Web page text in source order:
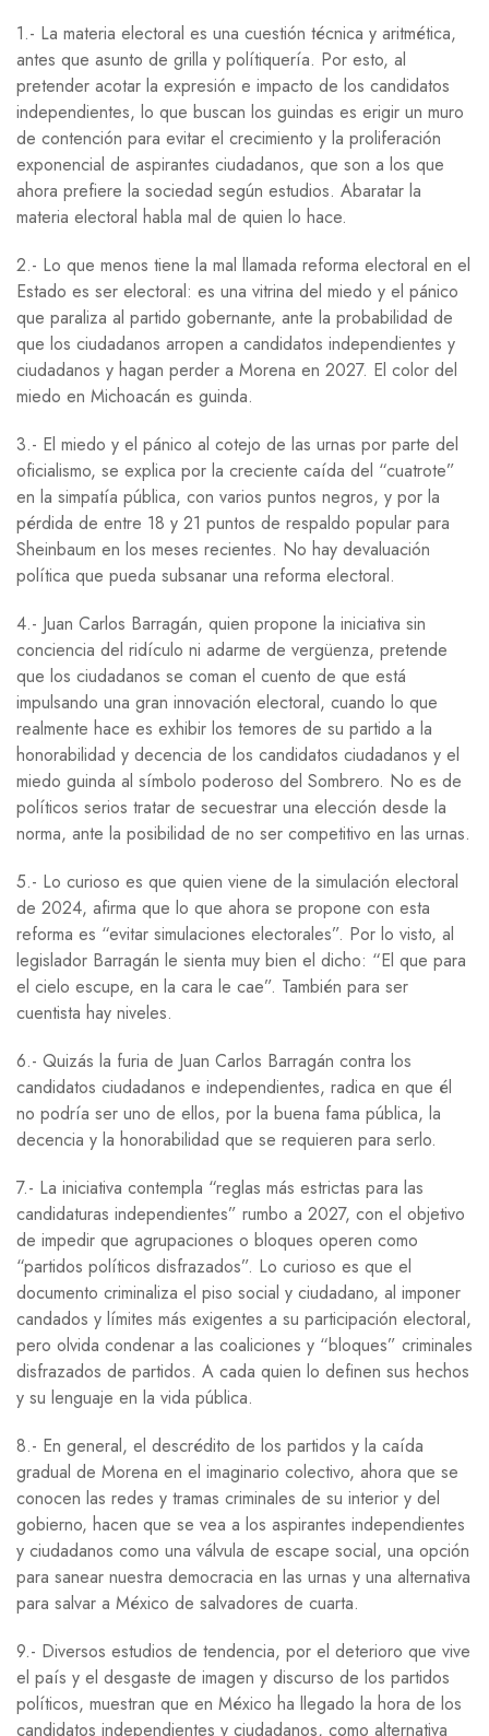
1.- La materia electoral es una cuestión técnica y aritmética,
antes que asunto de grilla y polítiquería. Por esto, al
pretender acotar la expresión e impacto de los candidatos
independientes, lo que buscan los guindas es erigir un muro
de contención para evitar el crecimiento y la proliferación
exponencial de aspirantes ciudadanos, que son a los que
ahora prefiere la sociedad según estudios. Abaratar la
materia electoral habla mal de quien lo hace.
2.- Lo que menos tiene la mal llamada reforma electoral en el
Estado es ser electoral: es una vitrina del miedo y el pánico
que paraliza al partido gobernante, ante la probabilidad de
que los ciudadanos arropen a candidatos independientes y
ciudadanos y hagan perder a Morena en 2027. El color del
miedo en Michoacán es guinda.
3.- El miedo y el pánico al cotejo de las urnas por parte del
oficialismo, se explica por la creciente caída del “cuatrote”
en la simpatía pública, con varios puntos negros, y por la
pérdida de entre 18 y 21 puntos de respaldo popular para
Sheinbaum en los meses recientes. No hay devaluación
política que pueda subsanar una reforma electoral.
4.- Juan Carlos Barragán, quien propone la iniciativa sin
conciencia del ridículo ni adarme de vergüenza, pretende
que los ciudadanos se coman el cuento de que está
impulsando una gran innovación electoral, cuando lo que
realmente hace es exhibir los temores de su partido a la
honorabilidad y decencia de los candidatos ciudadanos y el
miedo guinda al símbolo poderoso del Sombrero. No es de
políticos serios tratar de secuestrar una elección desde la
norma, ante la posibilidad de no ser competitivo en las urnas.
5.- Lo curioso es que quien viene de la simulación electoral
de 2024, afirma que lo que ahora se propone con esta
reforma es “evitar simulaciones electorales”. Por lo visto, al
legislador Barragán le sienta muy bien el dicho: “El que para
el cielo escupe, en la cara le cae”. También para ser
cuentista hay niveles.
6.- Quizás la furia de Juan Carlos Barragán contra los
candidatos ciudadanos e independientes, radica en que él
no podría ser uno de ellos, por la buena fama pública, la
decencia y la honorabilidad que se requieren para serlo.
7.- La iniciativa contempla “reglas más estrictas para las
candidaturas independientes” rumbo a 2027, con el objetivo
de impedir que agrupaciones o bloques operen como
“partidos políticos disfrazados”. Lo curioso es que el
documento criminaliza el piso social y ciudadano, al imponer
candados y límites más exigentes a su participación electoral,
pero olvida condenar a las coaliciones y “bloques” criminales
disfrazados de partidos. A cada quien lo definen sus hechos
y su lenguaje en la vida pública.
8.- En general, el descrédito de los partidos y la caída
gradual de Morena en el imaginario colectivo, ahora que se
conocen las redes y tramas criminales de su interior y del
gobierno, hacen que se vea a los aspirantes independientes
y ciudadanos como una válvula de escape social, una opción
para sanear nuestra democracia en las urnas y una alternativa
para salvar a México de salvadores de cuarta.
9.- Diversos estudios de tendencia, por el deterioro que vive
el país y el desgaste de imagen y discurso de los partidos
políticos, muestran que en México ha llegado la hora de los
candidatos independientes y ciudadanos, como alternativa